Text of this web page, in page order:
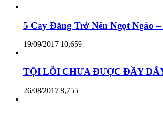
5 Cay Đắng Trở Nên Ngọt Ngào
19/09/2017 10,659
TỘI LỖI CHƯA ĐƯỢC ĐẦY
26/08/2017 8,755